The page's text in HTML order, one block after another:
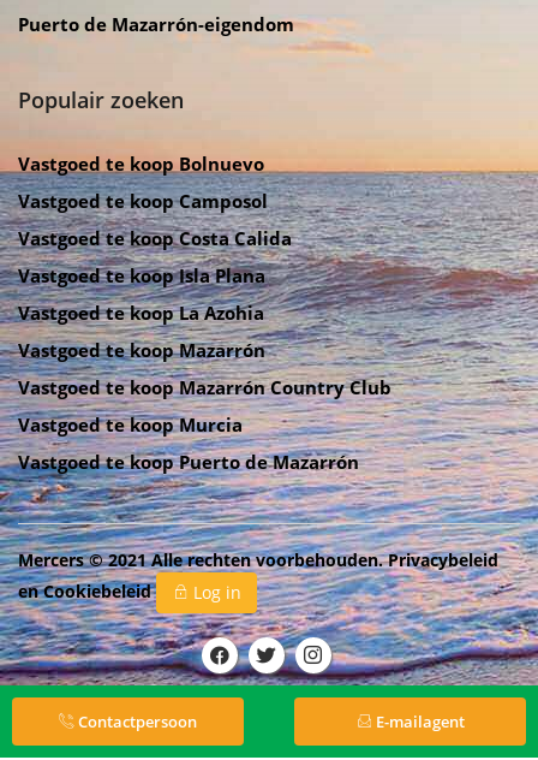
Puerto de Mazarrón-eigendom
Populair zoeken
Vastgoed te koop Bolnuevo
Vastgoed te koop Camposol
Vastgoed te koop Costa Calida
Vastgoed te koop Isla Plana
Vastgoed te koop La Azohia
Vastgoed te koop Mazarrón
Vastgoed te koop Mazarrón Country Club
Vastgoed te koop Murcia
Vastgoed te koop Puerto de Mazarrón
Mercers © 2021 Alle rechten voorbehouden.Privacybeleid
enCookiebeleid Log in
Contactpersoon E-mailagent